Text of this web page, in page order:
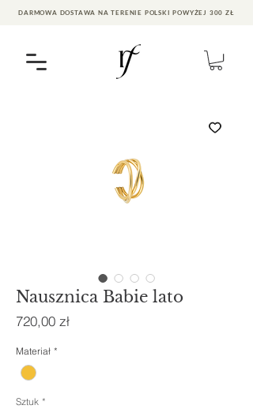
DARMOWA DOSTAWA NA TERENIE POLSKI POWYŻEJ 300 ZŁ
Nausznica Babie lato
720,00 złCena
Materiał *
Sztuk *